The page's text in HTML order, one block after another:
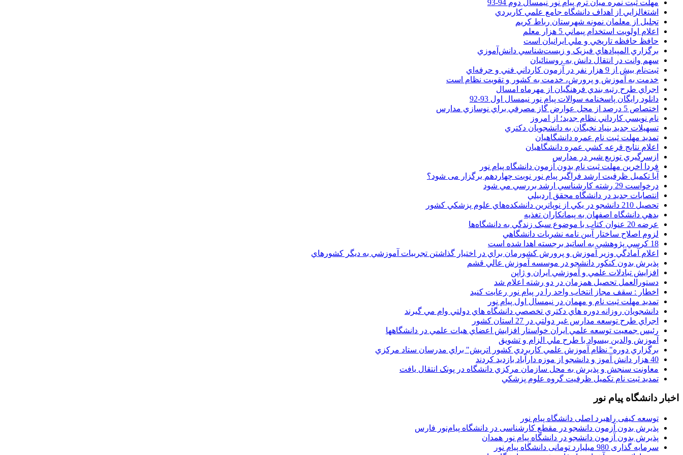
مهلت ثبت نمره میان ترم پیام نور نیمسال دوم 94-93
اشتغالزايي از اهداف دانشگاه جامع علمي کاربردي
تجليل از معلمان نمونه شهرستان رباط کريم
اعلام اولويت استخدام پيماني 5 هزار معلم
حافظ حافظه تاريخي و ملي ايرانيان است
برگزاري المپيادهاي فيزيک و زيست‌شناسي دانش‌آموزي
سهم وانت در انتقال دانش به روستائيان
ثبت‌نام بيش از 9 هزار نفر در آزمون کارداني فني و حرفه‌اي
خدمت به آموزش و پرورش، خدمت به کشور و تقويت نظام است
اجراي طرح رتبه بندي فرهنگيان از مهرماه امسال
دانلود رایگان پاسخنامه سوالات پیام نور نیمسال اول 93-92
اختصاص 5 درصد از محل عوارض گاز مصرفي براي نوسازي مدارس
نام نويسي کارداني نظام جديد؛ از امروز
تسهيلات جديد بنياد نخبگان به دانشجويان دکتري
تمديد مهلت ثبت نام عمره دانشگاهيان
اعلام نتايج قرعه کشي عمره دانشگاهيان
ازسرگيري توزيع شير در مدارس
فردا آخرین مهلت ثبت نام بدون آزمون دانشگاه پیام نور
آیا تکمیل ظرفیت ارشد فراگیر پیام نور نوبت چهاردهم برگزار می شود؟
درخواست 29 رشته کارشناسي ارشد بررسي مي شود
انتصابات جديد در دانشگاه محقق اردبيلي
تحصيل 210 دانشجو در يکي از نوپاترين دانشکده‌هاي علوم پزشکي کشور
بدهي دانشگاه اصفهان به پيمانکاران تغذيه
عرضه 20 عنوان کتاب با موضوع سبک زندگي به دانشگاه‌ها
لزوم اصلاح ساختار آيين نامه نشريات دانشگاهي
18 کرسي پژوهشي به اساتيد برجسته اهدا شده است
اعلام آمادگي وزير آموزش و پرورش کشورمان براي در اختيار گذاشتن تجربيات آموزشي به ديگر کشورهاي
پذيرش بدون کنکور دانشجو در موسسه آموزش عالي قشم
افزايش تبادلات علمي و آموزشي ايران و ژاپن
دستورالعمل تحصیل همزمان در دو رشته اعلام شد
اخطار : سقف مجاز انتخاب واحد را در پیام نور رعایت کنید
تمدید مهلت ثبت نام و مهمان در نیمسال اول پیام نور
دانشجويان روزانه دوره هاي دكتري تخصصي دانشگاه هاي دولتي وام مي گيرند
اجراي طرح توسعه مدارس غير دولتي در 27 استان کشور
رئيس جمعيت توسعه علمي ايران خواستار افزايش اعضاي هيات علمي در دانشگاهها
آموزش والدين بيسواد با طرح ملي الزام و تشويق
برگزاري دوره" نظام آموزش علمي كاربردي كشور اتريش" براي مدرسان ستاد مرکزي
40 هزار دانش آموز و دانشجو از موزه دارآباد بازديد کردند
معاونت سنجش و پذيرش به محل سازمان مرکزي دانشگاه در پونک انتقال يافت
تمديد ثبت نام تکميل ظرفيت گروه علوم پزشکي
اخبار دانشگاه پیام نور
توسعه کیفی راهبرد اصلی دانشگاه پیام نور
پذیرش بدون آزمون دانشجو در مقطع کارشناسی در دانشگاه پیام‌نور فارس
پذیرش بدون آزمون دانشجو در دانشگاه پیام نور همدان
سرمایه گذاری 980 میلیارد تومانی دانشگاه پیام نور